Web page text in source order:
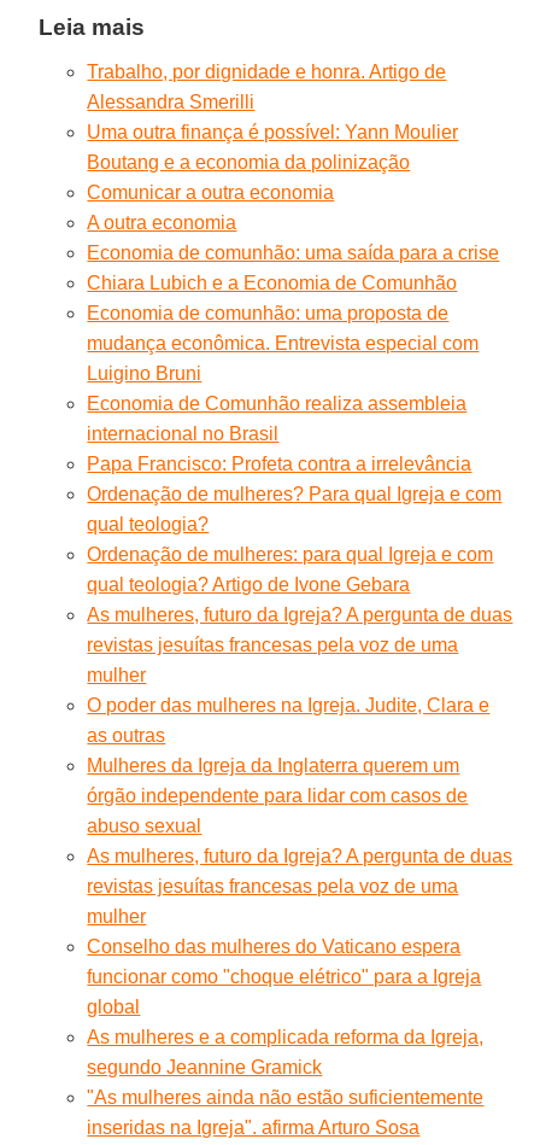
Leia mais
Trabalho, por dignidade e honra. Artigo de
Alessandra Smerilli
Uma outra finança é possível: Yann Moulier
Boutang e a economia da polinização
Comunicar a outra economia
A outra economia
Economia de comunhão: uma saída para a crise
Chiara Lubich e a Economia de Comunhão
Economia de comunhão: uma proposta de
mudança econômica. Entrevista especial com
Luigino Bruni
Economia de Comunhão realiza assembleia
internacional no Brasil
Papa Francisco: Profeta contra a irrelevância
Ordenação de mulheres? Para qual Igreja e com
qual teologia?
Ordenação de mulheres: para qual Igreja e com
qual teologia? Artigo de Ivone Gebara
As mulheres, futuro da Igreja? A pergunta de duas
revistas jesuítas francesas pela voz de uma
mulher
O poder das mulheres na Igreja. Judite, Clara e
as outras
Mulheres da Igreja da Inglaterra querem um
órgão independente para lidar com casos de
abuso sexual
As mulheres, futuro da Igreja? A pergunta de duas
revistas jesuítas francesas pela voz de uma
mulher
Conselho das mulheres do Vaticano espera
funcionar como "choque elétrico" para a Igreja
global
As mulheres e a complicada reforma da Igreja,
segundo Jeannine Gramick
"As mulheres ainda não estão suficientemente
inseridas na Igreja". afirma Arturo Sosa